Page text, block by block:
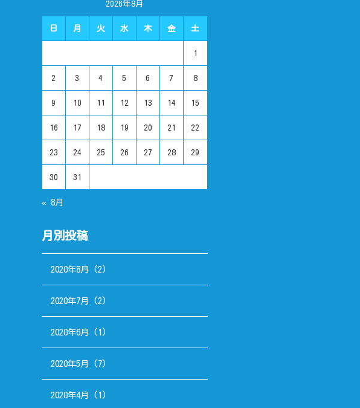
2026年8月
日 月 火 水 木 金 土
1
2 3 4 5 6 7 8
9 10 11 12 13 14 15
16 17 18 19 20 21 22
23 24 25 26 27 28 29
30 31
« 8月
月別投稿
2020年8月 (2)
2020年7月 (2)
2020年6月 (1)
2020年5月 (7)
2020年4月 (1)